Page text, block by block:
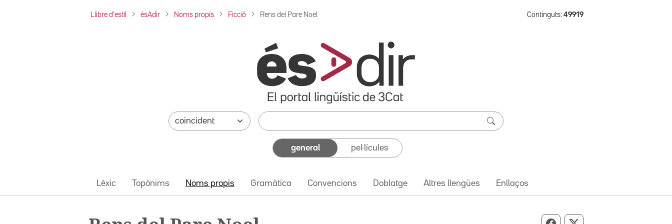
Llibre d'estil ésAdir Noms propis Ficció Rens del Pare Noel Continguts: 49919
general pel·lícules
Lèxic Topònims Noms propis Gramàtica Convencions Doblatge Altres llengües Enllaços